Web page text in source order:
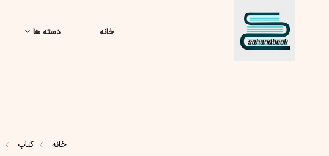
خانه دسته ها
خانه کتاب